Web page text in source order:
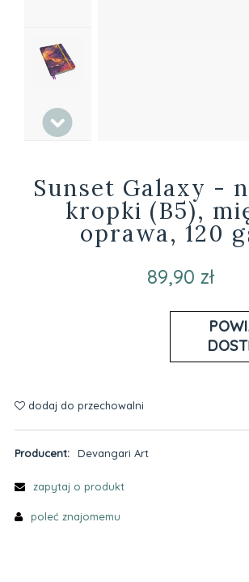
Sunset Galaxy -
kropki (B5),
oprawa, 120
89,90 zł
dodaj do przechowalni
Producent: Devangari Art
zapytaj o produkt
poleć znajomemu